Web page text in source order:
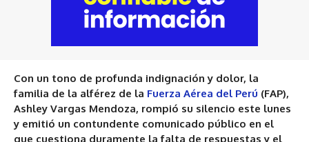
Con un tono de profunda indignación y dolor, la
familia de la alférez de la Fuerza Aérea del Perú (FAP),
Ashley Vargas Mendoza, rompió su silencio este lunes
y emitió un contundente comunicado público en el
que cuestiona duramente la falta de respuestas y el